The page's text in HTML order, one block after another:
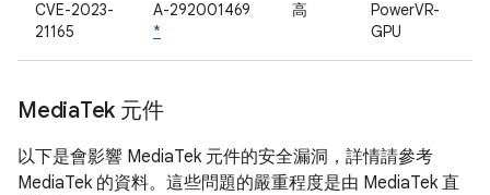
CVE-2023-
21165
A-292001469
*
高
PowerVR-
GPU
MediaTek 元件
以下是會影響 MediaTek 元件的安全漏洞，詳情請參考
MediaTek 的資料。這些問題的嚴重程度是由 MediaTek 直